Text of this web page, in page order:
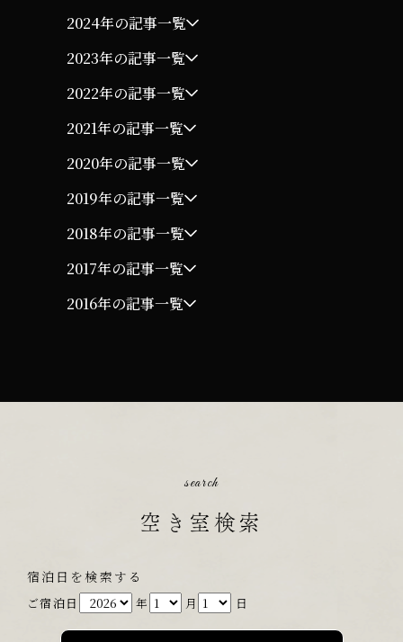
2024年の記事一覧
2023年の記事一覧
2022年の記事一覧
2021年の記事一覧
2020年の記事一覧
2019年の記事一覧
2018年の記事一覧
2017年の記事一覧
2016年の記事一覧
search
空き室検索
宿泊日を検索する
ご宿泊日 年 月 日